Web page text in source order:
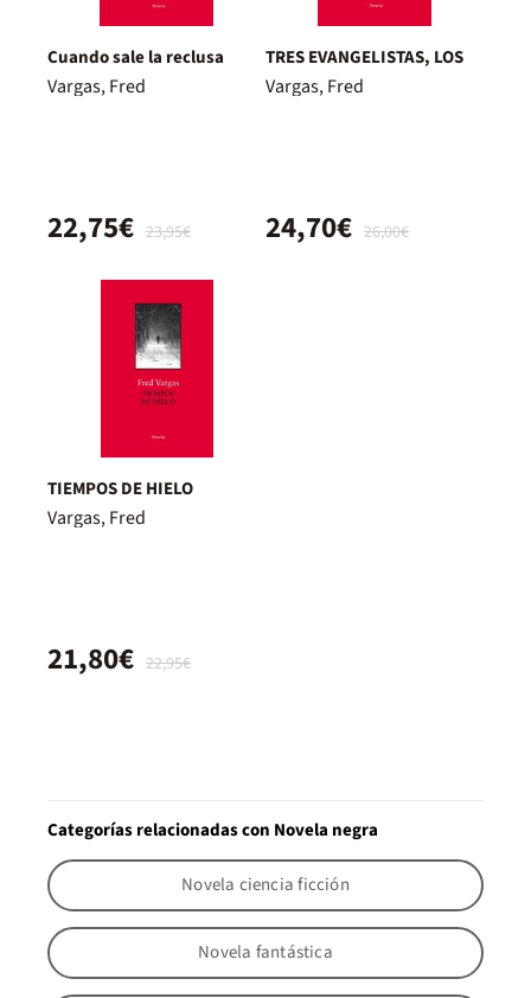
Cuando sale la reclusa
Vargas, Fred
23,95€
22,75€
TRES EVANGELISTAS, LOS
Vargas, Fred
26,00€
24,70€
TIEMPOS DE HIELO
Vargas, Fred
22,95€
21,80€
Categorías relacionadas con Novela negra
Novela ciencia ficción
Novela fantástica